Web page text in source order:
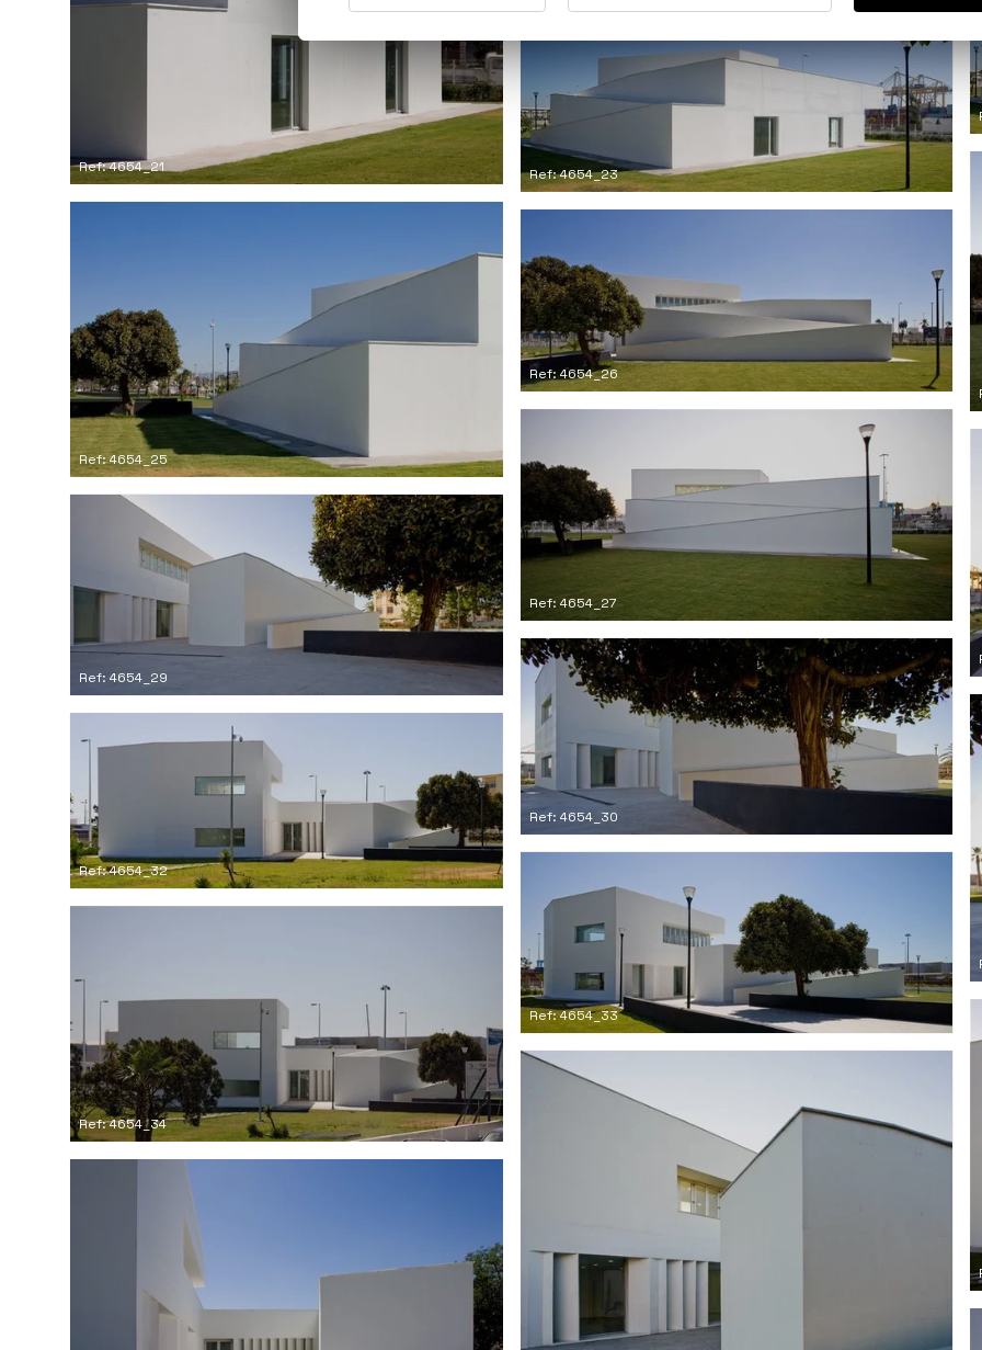
Ref: 4654_21 Ref: 4654_23
Ref: 4654_25
Ref: 4654_26
Ref: 4654_27
Ref: 4654_29
Ref: 4654_30
Ref: 4654_32
Ref: 4654_33
Ref: 4654_34